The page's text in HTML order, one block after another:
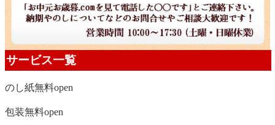
サービス一覧
のし紙無料open
包装無料open